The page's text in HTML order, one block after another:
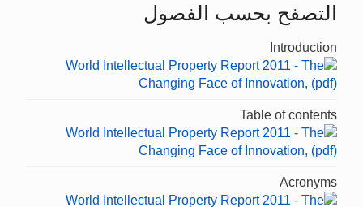
التصفح بحسب الفصول
Introduction
Table of contents
Acronyms